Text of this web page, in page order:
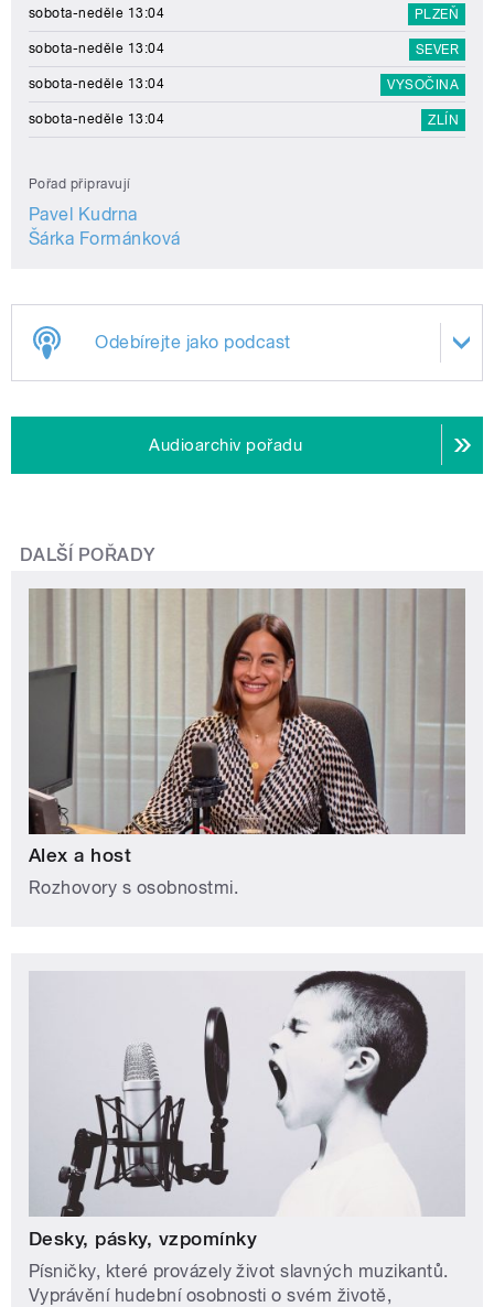
sobota-neděle 13:04 PLZEŇ
sobota-neděle 13:04 SEVER
sobota-neděle 13:04 VYSOČINA
sobota-neděle 13:04 ZLÍN
Pořad připravují
Pavel Kudrna
Šárka Formánková
Odebírejte jako podcast
Audioarchiv pořadu
DALŠÍ POŘADY
Alex a host
Rozhovory s osobnostmi.
Desky, pásky, vzpomínky
Písničky, které provázely život slavných muzikantů.
Vyprávění hudební osobnosti o svém životě,